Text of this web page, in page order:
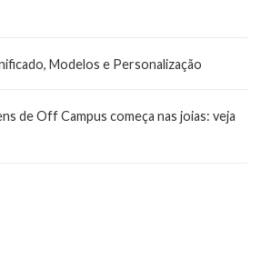
Modelos e Personalização
de Off Campus começa nas joias: veja